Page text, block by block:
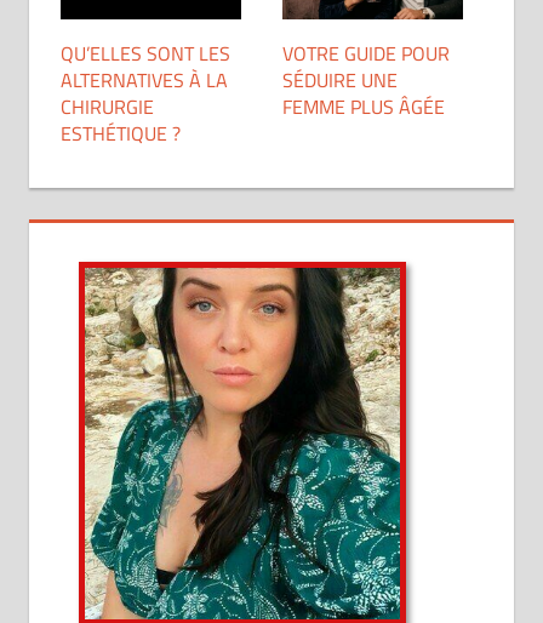
QU’ELLES SONT LES
ALTERNATIVES À LA
CHIRURGIE
ESTHÉTIQUE ?
VOTRE GUIDE POUR
SÉDUIRE UNE
FEMME PLUS ÂGÉE